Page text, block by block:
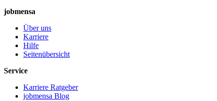
jobmensa
Über uns
Karriere
Hilfe
Seitenübersicht
Service
Karriere Ratgeber
jobmensa Blog